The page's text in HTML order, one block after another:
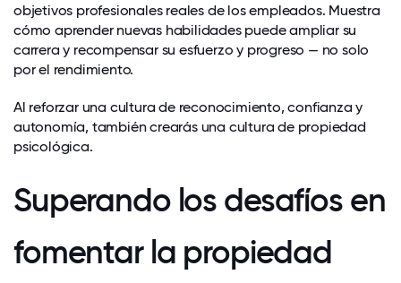
objetivos profesionales reales de los empleados. Muestra
cómo aprender nuevas habilidades puede ampliar su
carrera y recompensar su esfuerzo y progreso — no solo
por el rendimiento.
Al reforzar una cultura de reconocimiento, confianza y
autonomía, también crearás una cultura de propiedad
psicológica.
Superando los desafíos en
fomentar la propiedad